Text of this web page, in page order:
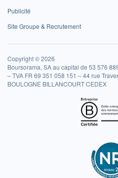
Publicité
Site Groupe & Recrutement
Copyright © 2026
Boursorama, SA au capital de 53 576
– TVA FR 69 351 058 151 – 44 rue
BOULOGNE BILLANCOURT CEDEX